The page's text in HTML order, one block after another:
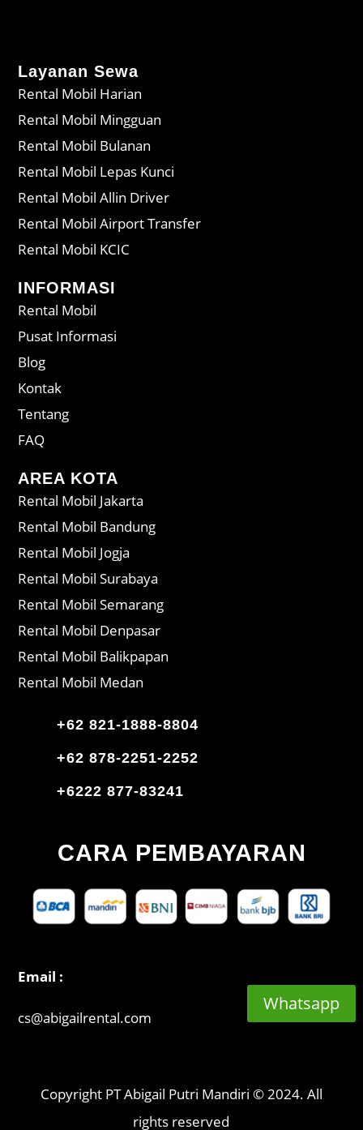
Layanan Sewa
Rental Mobil Harian
Rental Mobil Mingguan
Rental Mobil Bulanan
Rental Mobil Lepas Kunci
Rental Mobil Allin Driver
Rental Mobil Airport Transfer
Rental Mobil KCIC
INFORMASI
Rental Mobil
Pusat Informasi
Blog
Kontak
Tentang
FAQ
AREA KOTA
Rental Mobil Jakarta
Rental Mobil Bandung
Rental Mobil Jogja
Rental Mobil Surabaya
Rental Mobil Semarang
Rental Mobil Denpasar
Rental Mobil Balikpapan
Rental Mobil Medan
+62 821-1888-8804
+62 878-2251-2252
+6222 877-83241
CARA PEMBAYARAN
Email :
cs@abigailrental.com
Copyright PT Abigail Putri Mandiri © 2024. All
rights reserved
Whatsapp